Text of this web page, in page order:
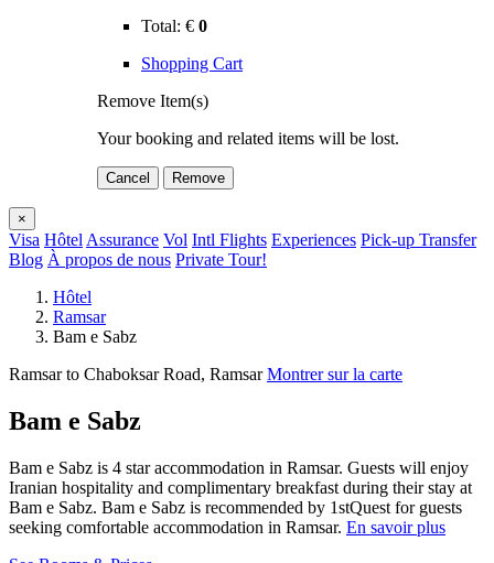
Total: € 0
Shopping Cart
Remove Item(s)
Your booking and related items will be lost.
Cancel Remove
×
Visa Hôtel Assurance Vol Intl Flights Experiences Pick-up Transfer
Blog À propos de nous Private Tour!
Hôtel
Ramsar
Bam e Sabz
Ramsar to Chaboksar Road, RamsarMontrer sur la carte
Bam e Sabz
Bam e Sabz is 4 star accommodation in Ramsar. Guests will enjoy
Iranian hospitality and complimentary breakfast during their stay at
Bam e Sabz. Bam e Sabz is recommended by 1stQuest for guests
seeking comfortable accommodation in Ramsar. En savoir plus